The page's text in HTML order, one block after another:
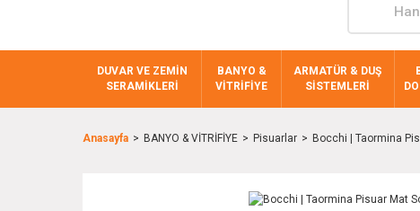
DUVAR VE ZEMİN
SERAMİKLERİ
BANYO &
VİTRİFİYE
ARMATÜR & DUŞ
SİSTEMLERİ
Anasayfa BANYO & VİTRİFİYE Pisuarlar Bocchi | Taormina